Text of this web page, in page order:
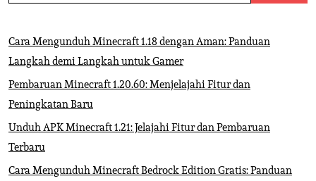
Cara Mengunduh Minecraft 1.18 dengan Aman: Panduan
Langkah demi Langkah untuk Gamer
Pembaruan Minecraft 1.20.60: Menjelajahi Fitur dan
Peningkatan Baru
Unduh APK Minecraft 1.21: Jelajahi Fitur dan Pembaruan
Terbaru
Cara Mengunduh Minecraft Bedrock Edition Gratis: Panduan